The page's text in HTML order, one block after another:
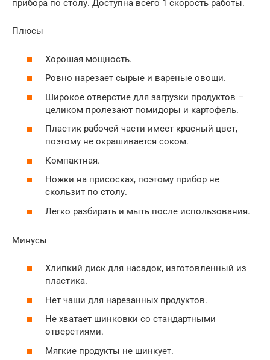
прибора по столу. Доступна всего 1 скорость работы.
Плюсы
Хорошая мощность.
Ровно нарезает сырые и вареные овощи.
Широкое отверстие для загрузки продуктов –
целиком пролезают помидоры и картофель.
Пластик рабочей части имеет красный цвет,
поэтому не окрашивается соком.
Компактная.
Ножки на присосках, поэтому прибор не
скользит по столу.
Легко разбирать и мыть после использования.
Минусы
Хлипкий диск для насадок, изготовленный из
пластика.
Нет чаши для нарезанных продуктов.
Не хватает шинковки со стандартными
отверстиями.
Мягкие продукты не шинкует.